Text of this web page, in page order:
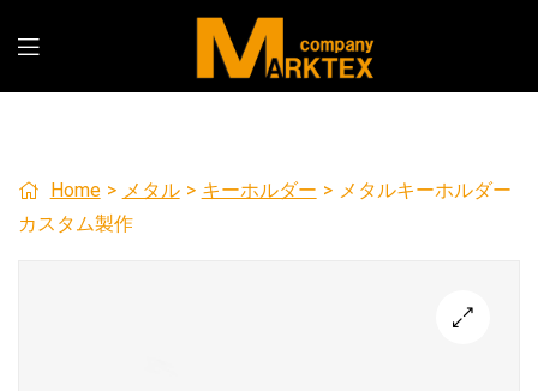
Home > メタル > キーホルダー > メタルキーホルダー
カスタム製作